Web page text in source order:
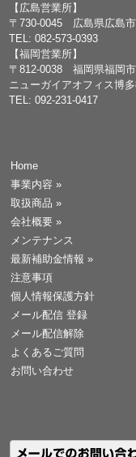
【広島営業所】
〒730-0045 広島県広島
TEL: 082-573-0393
【福岡営業所】
〒812-0038 福岡県福岡
ニューガイアオフィス博
TEL: 092-231-0417
Home
事業内容 »
取扱商品 »
会社概要 »
メンテナンス
最新補助金情報 »
注意事項
個人情報保護方針
メール配信 登録
メール配信解除
よくあるご質問
お問い合わせ